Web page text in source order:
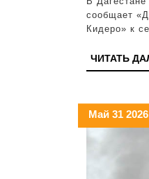
сообщает
Кидеро» к
ЧИТАТЬ
Май 31 2026